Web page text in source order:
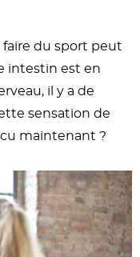
faire du sport peut
intestin est en
il y a de
sensation de
maintenant ?